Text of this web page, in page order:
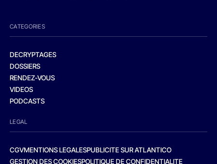
CATEGORIES
DECRYPTAGES
DOSSIERS
RENDEZ-VOUS
VIDEOS
PODCASTS
LEGAL
CGVMENTIONS LEGALESPUBLICITE SUR ATLANTICO
GESTION DES COOKIESPOLITIQUE DE CONFIDENTIALITE